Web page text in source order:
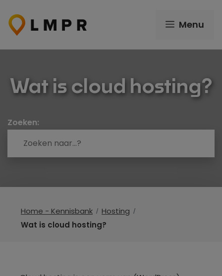
naar
inhoud
Menu
Wat is cloud hosting?
Zoeken:
Home - Kennisbank
Hosting
Wat is cloud hosting?